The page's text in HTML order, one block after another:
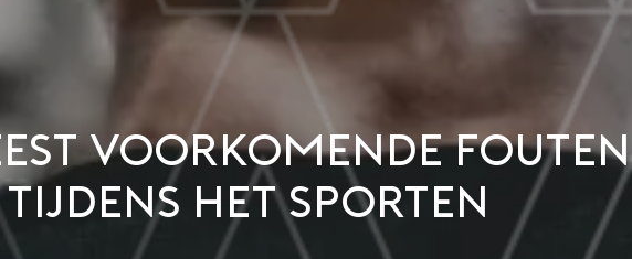
voorkomende fouten
tijdens het sporten